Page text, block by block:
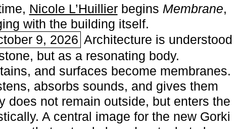
Nicole L’Huillierbegins ­ Membrane,
with the building itself.
9, 2026 Architecture is understood
but as a resonating body.
and surfaces become membranes.
absorbs sounds, and gives them
does not remain outside, but enters the
A central image for the new Gorki